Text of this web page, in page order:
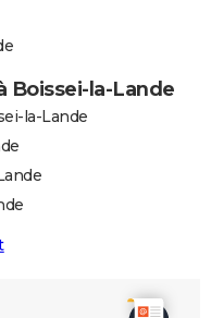
Boissei-la-Lande
la-Lande